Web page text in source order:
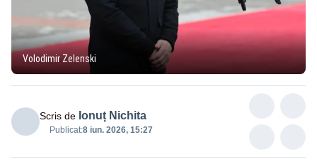
Volodimir Zelenski
Scris de Ionuț Nichita
Publicat:8 iun. 2026, 15:27